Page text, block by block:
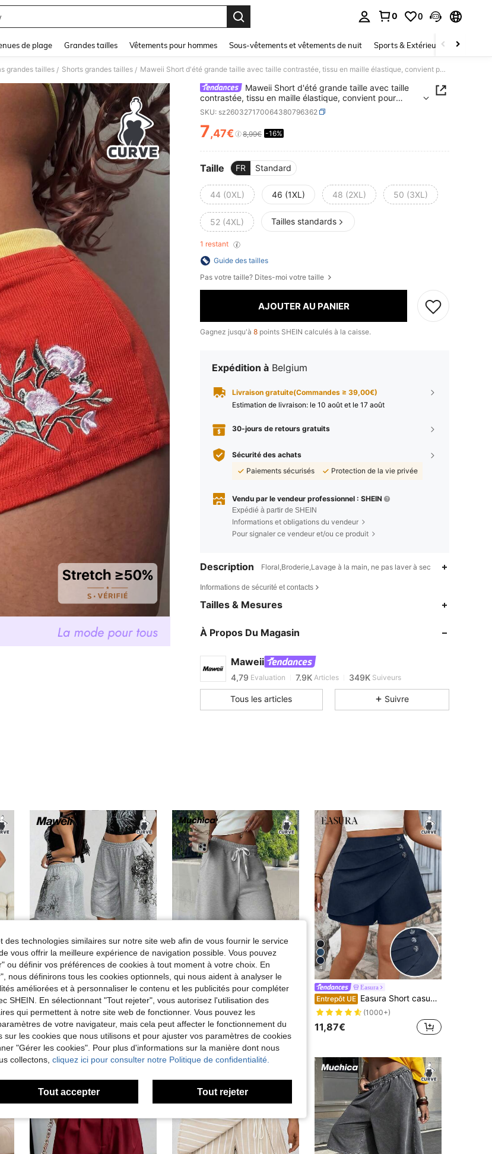
0 0
de plage Grandes tailles Vêtements pour hommes Sous-vêtements et vêtements de nuit Sports & Extérieur Enfants
grandes tailles / Shorts grandes tailles / Maweii Short d'été grande taille avec taille contrastée, tissu en maille élastique, convient pour l'extérieur, les sports, le streetwear, pantalon rouge avec décoration brodée
Maweii Short d'été grande taille avec taille
contrastée, tissu en maille élastique, convient pour
l'extérieur, les sports, le streetwear, pantalon rouge avec
décoration brodée
SKU: sz260327170064380796362
PRICE AND AVAILABILITY
7,47€ 8,99€ -16%
Taille FR Standard
44 (0XL) 46 (1XL) 48 (2XL) 50 (3XL)
52 (4XL) Tailles standards
1 restant
Guide des tailles
Pas votre taille? Dites-moi votre taille
AJOUTER AU PANIER
Gagnez jusqu'à 8 points SHEIN calculés à la caisse.
Expédition à Belgium
Livraison gratuite(Commandes ≥ 39,00€)
Estimation de livraison: le 10 août et le 17 août
30-jours de retours gratuits
Sécurité des achats
Paiements sécurisés
Protection de la vie privée
Vendu par le vendeur professionnel : SHEIN
Expédié à partir de SHEIN
Informations et obligations du vendeur
Pour signaler ce vendeur et/ou ce produit
Description Floral,Broderie,Lavage à la main, ne pas laver à sec
Informations de sécurité et contacts
Tailles & Mesures
À Propos Du Magasin
Maweii
4,79
4,79
7.9K
4,79 Evaluation 7.9K Articles 349K Suiveurs
4,79
4,79
7.9K
349K
Tous les articles Suivre
4
Maweii
Entrepôt UE Maweii Shorts gris imprimés amples et sexy pour femmes grandes tailles, pour l'été, la plage et la ville
17,32€
12
#Look clean girl
Entrepôt UE Muchica Short gris clair décontracté à taille élastique et cordon de serrage, grande taille pour femmes, short de jogging pour femmes
#4 BEST-SELLERS
17,81€
4
Easura
Entrepôt UE Easura Short casual unicolore grande taille, adapté pour l'été
(1000+)
11,87€
des technologies similaires sur notre site web afin de vous fournir le service
vous offrir la meilleure expérience de navigation possible. Vous pouvez
ou définir vos préférences de cookies à tout moment à votre choix. En
nous définirons tous les cookies optionnels, qui nous aident à analyser le
améliorées et à personnaliser le contenu et les publicités pour compléter
SHEIN. En sélectionnant "Tout rejeter", vous autorisez l'utilisation des
qui permettent à notre site web de fonctionner. Vous pouvez les
de votre navigateur, mais cela peut affecter le fonctionnement du
sur les cookies que nous utilisons et pour ajuster vos paramètres de cookies
"Gérer les cookies". Pour plus d'informations sur la manière dont nous
collectons, cliquez ici pour consulter notre Politique de confidentialité.
Tout accepter Tout rejeter